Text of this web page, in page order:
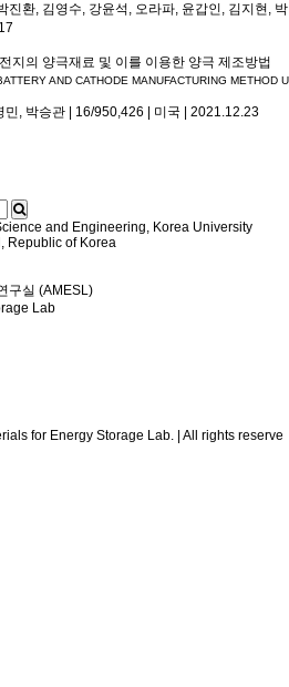
진환, 김영수, 강윤석, 오라파, 윤갑인, 김지현, 박
지의 양극재료 및 이를 이용한 양극 제조방법
AND CATHODE MANUFACTURING METHOD U
민, 박승관 16/950,426 미국 2021.12.23
and Engineering, Korea University
Republic of Korea
구실 (AMESL)
Lab
for Energy Storage Lab. | All rights reserve